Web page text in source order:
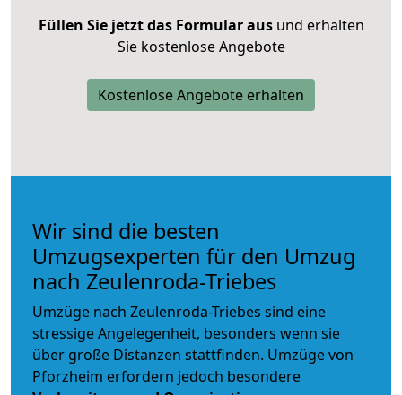
Füllen Sie jetzt das Formular ausund erhalten
Sie kostenlose Angebote
Kostenlose Angebote erhalten
Wir sind die besten
Umzugsexperten für den Umzug
nach Zeulenroda-Triebes
Umzüge nach Zeulenroda-Triebes sind eine
stressige Angelegenheit, besonders wenn sie
über große Distanzen stattfinden. Umzüge von
Pforzheim erfordern jedoch besondere